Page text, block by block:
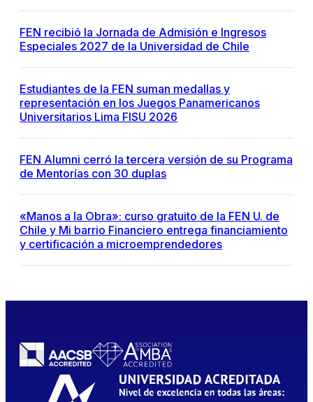
FEN recibió la Jornada de Admisión e Ingresos
Especiales 2027 de la Universidad de Chile
Estudiantes de la FEN suman medallas y
representación en los Juegos Panamericanos
Universitarios Lima FISU 2026
FEN Alumni cerró la tercera versión de su Programa
de Mentorías con 30 duplas
«Manos a la Obra»: curso gratuito de la FEN U. de
Chile y Mi barrio Financiero entrega financiamiento
y certificación a microemprendedores